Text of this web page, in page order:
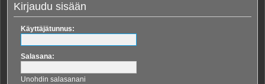
Kirjaudu sisään
Käyttäjätunnus:
Salasana:
Unohdin salasanani